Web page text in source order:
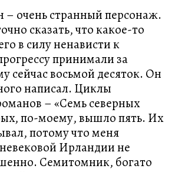
– очень странный персонаж.
сказать, что какое-то
в силу ненависти к
принимали за
сейчас восьмой десяток. Он
написал. Циклы
– «Семь северных
по-моему, вышло пять. Их
потому что меня
Ирландии не
Семитомник, богато